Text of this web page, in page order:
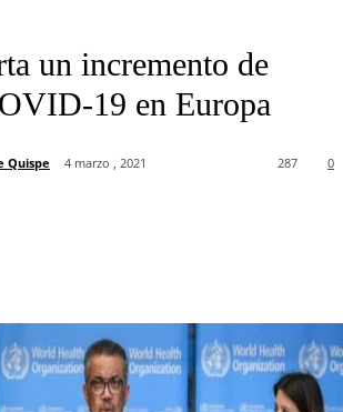
un incremento de
19 en Europa
Quispe 4 marzo , 2021 0
287